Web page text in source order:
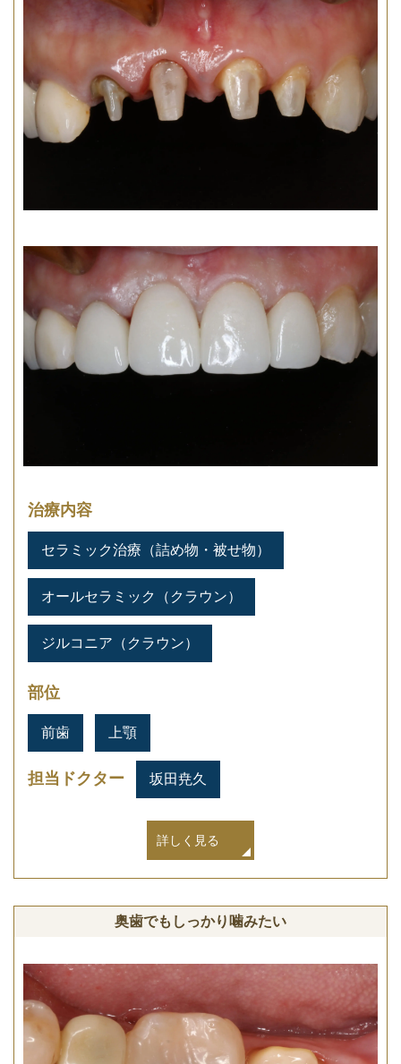
治療内容
セラミック治療（詰め物・被せ物）
オールセラミック（クラウン）
ジルコニア（クラウン）
部位
前歯 上顎
担当ドクター 坂田尭久
詳しく見る
奥歯でもしっかり噛みたい